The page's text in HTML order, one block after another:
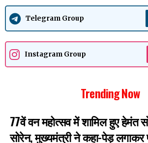
Telegram Group
Instagram Group
Trending Now
77वें वन महोत्सव में शामिल हुए हेमंत
सोरेन, मुख्यमंत्री ने कहा-पेड़ लगाकर